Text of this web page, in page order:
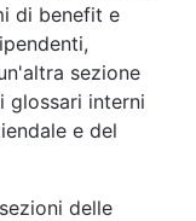
di benefit e
sezione
glossari interni
e del
delle